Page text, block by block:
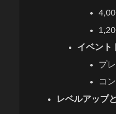
イベント
プ
コ
レベルアップ